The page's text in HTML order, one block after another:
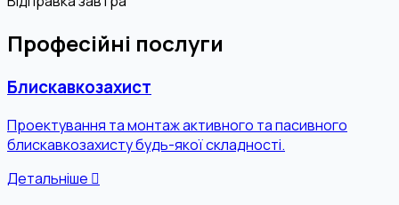
Професійні послуги
Блискавкозахист
Проектування та монтаж активного та пасивного
блискавкозахисту будь-якої складності.
Детальніше